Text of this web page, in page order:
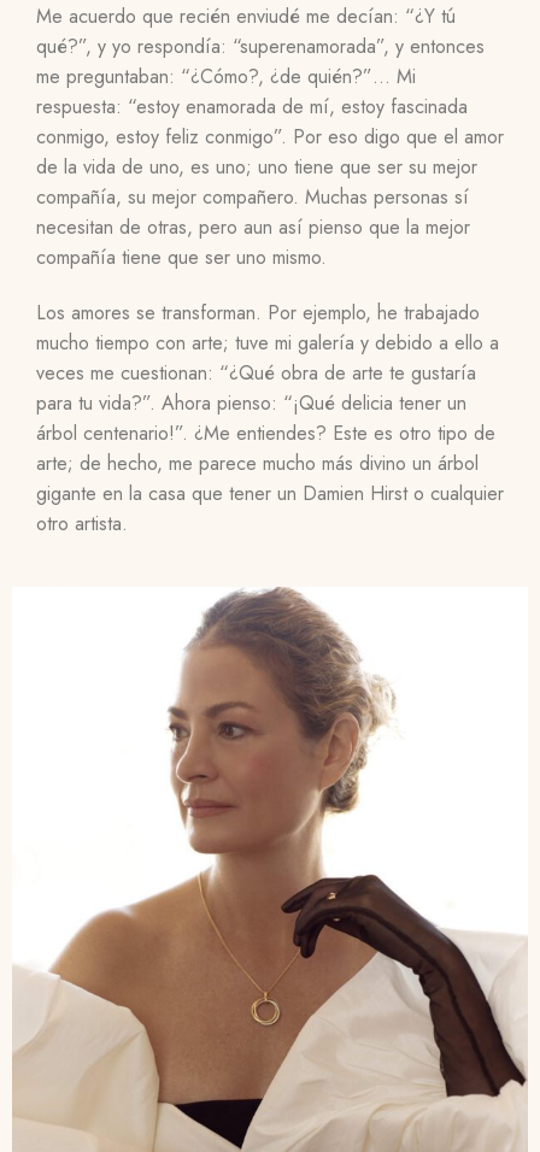
Me acuerdo que recién enviudé me decían: “¿Y tú
qué?”, y yo respondía: “superenamorada”, y entonces
me preguntaban: “¿Cómo?, ¿de quién?”… Mi
respuesta: “estoy enamorada de mí, estoy fascinada
conmigo, estoy feliz conmigo”. Por eso digo que el amor
de la vida de uno, es uno; uno tiene que ser su mejor
compañía, su mejor compañero. Muchas personas sí
necesitan de otras, pero aun así pienso que la mejor
compañía tiene que ser uno mismo.
Los amores se transforman. Por ejemplo, he trabajado
mucho tiempo con arte; tuve mi galería y debido a ello a
veces me cuestionan: “¿Qué obra de arte te gustaría
para tu vida?”. Ahora pienso: “¡Qué delicia tener un
árbol centenario!”. ¿Me entiendes? Este es otro tipo de
arte; de hecho, me parece mucho más divino un árbol
gigante en la casa que tener un Damien Hirst o cualquier
otro artista.